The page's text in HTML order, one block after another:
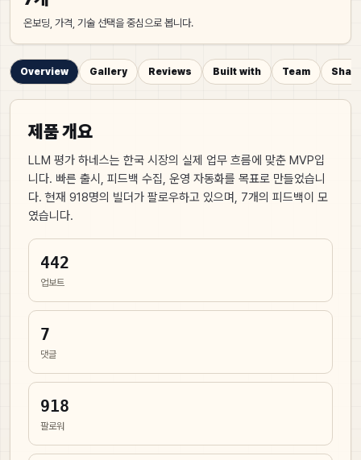
온보딩, 가격, 기술 선택을 중심으로 봅니다.
Overview Gallery Reviews Built with Team
제품 개요
LLM 평가 하네스는 한국 시장의 실제 업무 흐름에 맞춘 MVP입
니다. 빠른 출시, 피드백 수집, 운영 자동화를 목표로 만들었습니
다. 현재 918명의 빌더가 팔로우하고 있으며, 7개의 피드백이 모
였습니다.
442
업보트
7
댓글
918
팔로워